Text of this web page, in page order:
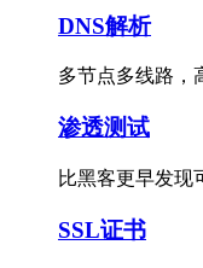
DNS解析
多节点多线路，
渗透测试
比黑客更早发现
SSL证书